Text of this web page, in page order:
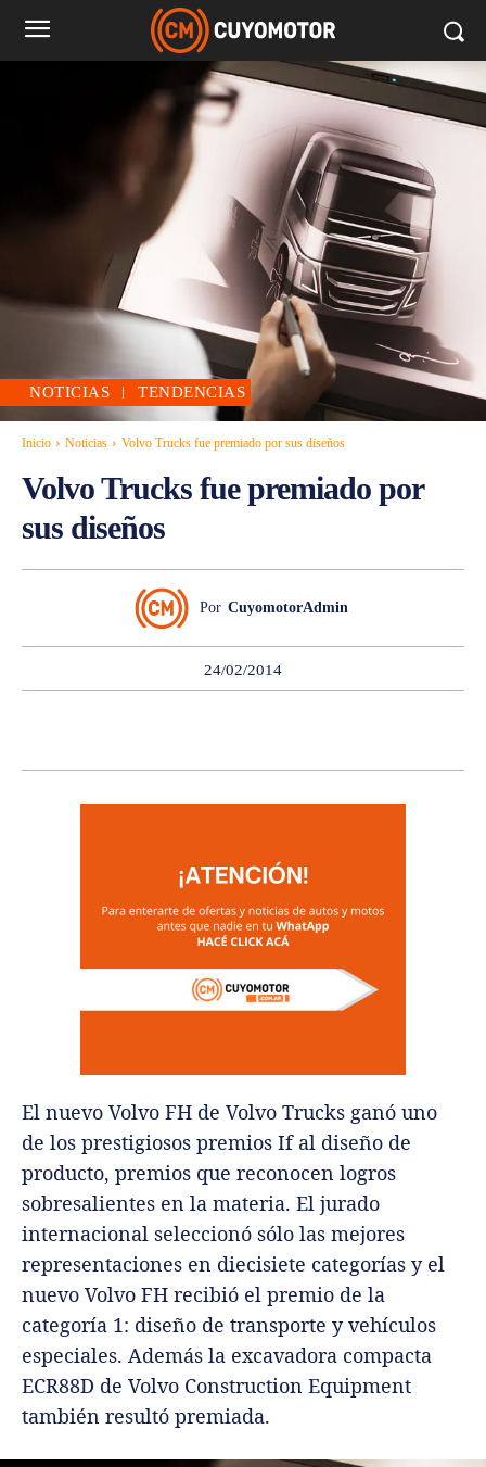
NOTICIAS TENDENCIAS
Inicio Noticias Volvo Trucks fue premiado por sus diseños
Volvo Trucks fue premiado por
sus diseños
Por CuyomotorAdmin
24/02/2014
El nuevo Volvo FH de Volvo Trucks ganó uno
de los prestigiosos premios If al diseño de
producto, premios que reconocen logros
sobresalientes en la materia. El jurado
internacional seleccionó sólo las mejores
representaciones en diecisiete categorías y el
nuevo Volvo FH recibió el premio de la
categoría 1: diseño de transporte y vehículos
especiales. Además la excavadora compacta
ECR88D de Volvo Construction Equipment
también resultó premiada.